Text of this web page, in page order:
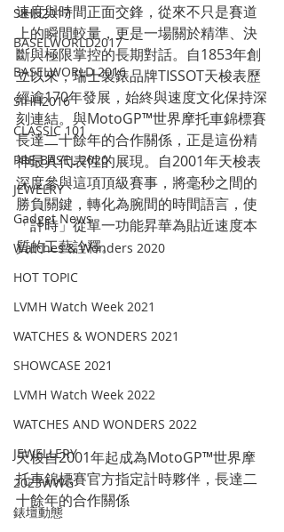
SIHH2017
BASELWORLD2017
BASELWORLD 2016
SIHH2016
CLASSIC 101
PRE-BASEL 2020
JEWELRY
Gadget News
Watches & Wonders 2020
HOT TOPIC
LVMH Watch Week 2021
WATCHES & WONDERS 2021
SHOWCASE 2021
LVMH Watch Week 2022
WATCHES AND WONDERS 2022
JEWELLERY
2023WWG
錶壇動態
速度與時間正面交鋒，從來不只是賽道
上的瞬間較量，更是一場關於精準、決
斷與極限掌控的長期對話。自1853年創
立以來，瑞士製錶品牌TISSOT天梭表歷
經逾170年發展，始終與速度文化保持深
刻連結。與MotoGP™世界摩托車錦標賽
長達二十餘年的合作關係，正是這份精
神最具代表性的展現。自2001年天梭表
深度參與這項頂級賽事，將毫秒之間的
勝負關鍵，轉化為腕間的時間語言，使
「計時」從單一功能昇華為貼近速度本
質的工藝詮釋。
天梭自2001年起成為MotoGP™世界摩
托車錦標賽官方指定計時夥伴，長達二
十餘年的合作關係